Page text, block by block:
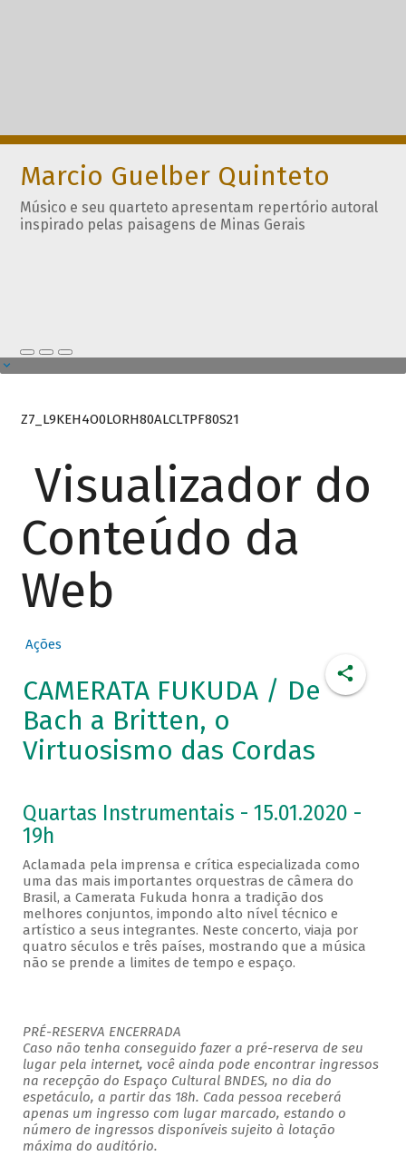
Marcio Guelber Quinteto
Músico e seu quarteto apresentam repertório autoral
inspirado pelas paisagens de Minas Gerais
Z7_L9KEH4O0LORH80ALCLTPF80S21
Visualizador do
Conteúdo da
Web
Ações
CAMERATA FUKUDA / De
Bach a Britten, o
Virtuosismo das Cordas
Quartas Instrumentais - 15.01.2020 -
19h
Aclamada pela imprensa e crítica especializada como
uma das mais importantes orquestras de câmera do
Brasil, a Camerata Fukuda honra a tradição dos
melhores conjuntos, impondo alto nível técnico e
artístico a seus integrantes. Neste concerto, viaja por
quatro séculos e três países, mostrando que a música
não se prende a limites de tempo e espaço.
PRÉ-RESERVA ENCERRADA
Caso não tenha conseguido fazer a pré-reserva de seu
lugar pela internet, você ainda pode encontrar ingressos
na recepção do Espaço Cultural BNDES, no dia do
espetáculo, a partir das 18h. Cada pessoa receberá
apenas um ingresso com lugar marcado, estando o
número de ingressos disponíveis sujeito à lotação
máxima do auditório.